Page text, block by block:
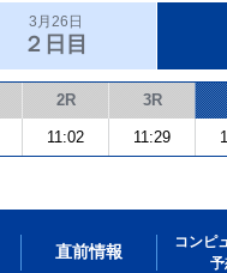
3月26日
２日目
2R 3R
11:02 11:29
直前情報
コンピ
予